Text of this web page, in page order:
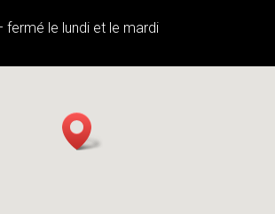
fermé le lundi et le mardi